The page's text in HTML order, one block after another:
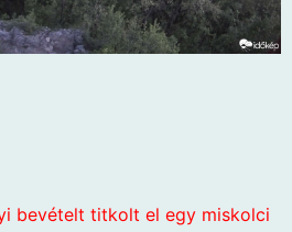
bevételt titkolt el egy miskolci